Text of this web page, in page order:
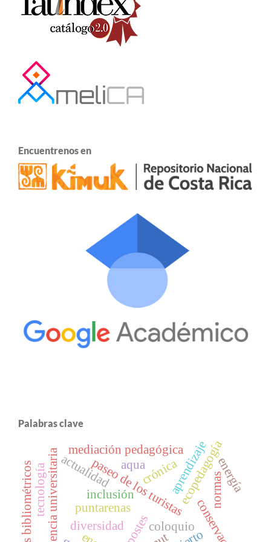
Encuentrenos en
Palabras clave
postes
puntarenas
paseo de los turistas
convivencia universitaria ecopedagogía
mediación pedagógica
inclusión
diversidad coloquio
aprendizaje
crónica
actualidad normas
tecnología energía
aqua